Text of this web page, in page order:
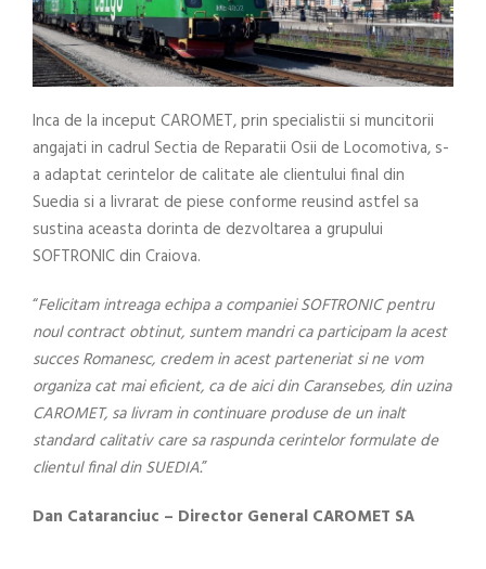
Inca de la inceput CAROMET, prin specialistii si muncitorii
angajati in cadrul Sectia de Reparatii Osii de Locomotiva, s-
a adaptat cerintelor de calitate ale clientului final din
Suedia si a livrarat de piese conforme reusind astfel sa
sustina aceasta dorinta de dezvoltarea a grupului
SOFTRONIC din Craiova.
“Felicitam intreaga echipa a companiei SOFTRONIC pentru
noul contract obtinut, suntem mandri ca participam la acest
succes Romanesc, credem in acest parteneriat si ne vom
organiza cat mai eficient, ca de aici din Caransebes, din uzina
CAROMET, sa livram in continuare produse de un inalt
standard calitativ care sa raspunda cerintelor formulate de
clientul final din SUEDIA.”
Dan Cataranciuc – Director General CAROMET SA